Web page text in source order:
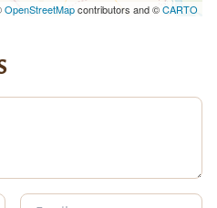
OpenStreetMapcontributors and ©CARTO